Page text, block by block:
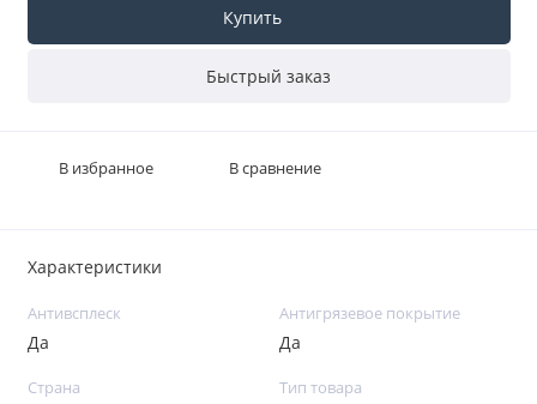
Купить
Быстрый заказ
В избранное В сравнение
Характеристики
Антивсплеск
Да
Антигрязевое покрытие
Да
Страна Тип товара